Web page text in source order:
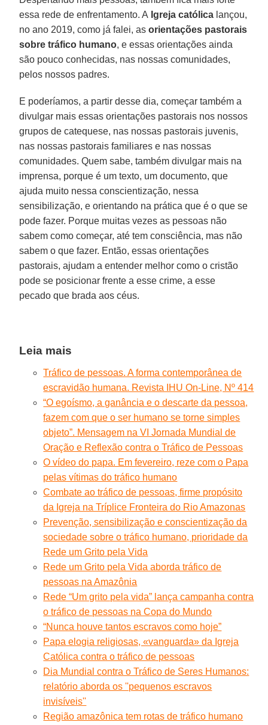
essa rede de enfrentamento. A Igreja católica lançou,
no ano 2019, como já falei, asorientações pastorais
sobre tráfico humano, e essas orientações ainda
são pouco conhecidas, nas nossas comunidades,
pelos nossos padres.
E poderíamos, a partir desse dia, começar também a
divulgar mais essas orientações pastorais nos nossos
grupos de catequese, nas nossas pastorais juvenis,
nas nossas pastorais familiares e nas nossas
comunidades. Quem sabe, também divulgar mais na
imprensa, porque é um texto, um documento, que
ajuda muito nessa conscientização, nessa
sensibilização, e orientando na prática que é o que se
pode fazer. Porque muitas vezes as pessoas não
sabem como começar, até tem consciência, mas não
sabem o que fazer. Então, essas orientações
pastorais, ajudam a entender melhor como o cristão
pode se posicionar frente a esse crime, a esse
pecado que brada aos céus.
Leia mais
Tráfico de pessoas. A forma contemporânea de
escravidão humana. Revista IHU On-Line, Nº 414
“O egoísmo, a ganância e o descarte da pessoa,
fazem com que o ser humano se torne simples
objeto”. Mensagem na VI Jornada Mundial de
Oração e Reflexão contra o Tráfico de Pessoas
O vídeo do papa. Em fevereiro, reze com o Papa
pelas vítimas do tráfico humano
Combate ao tráfico de pessoas, firme propósito
da Igreja na Tríplice Fronteira do Rio Amazonas
Prevenção, sensibilização e conscientização da
sociedade sobre o tráfico humano, prioridade da
Rede um Grito pela Vida
Rede um Grito pela Vida aborda tráfico de
pessoas na Amazônia
Rede “Um grito pela vida” lança campanha contra
o tráfico de pessoas na Copa do Mundo
“Nunca houve tantos escravos como hoje”
Papa elogia religiosas, «vanguarda» da Igreja
Católica contra o tráfico de pessoas
Dia Mundial contra o Tráfico de Seres Humanos:
relatório aborda os ''pequenos escravos
invisíveis''
Região amazônica tem rotas de tráfico humano